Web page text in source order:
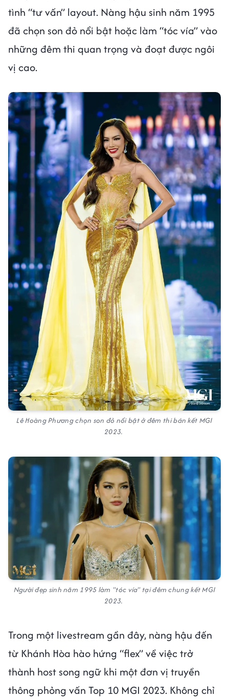
tình “tư vấn” layout. Nàng hậu sinh năm 1995
đã chọn son đỏ nổi bật hoặc làm “tóc vía” vào
những đêm thi quan trọng và đoạt được ngôi
vị cao.
Lê Hoàng Phương chọn son đỏ nổi bật ở đêm thi bán kết MGI
2023.
Người đẹp sinh năm 1995 làm "tóc vía" tại đêm chung kết MGI
2023.
Trong một livestream gần đây, nàng hậu đến
từ Khánh Hòa hào hứng “flex” về việc trở
thành host song ngữ khi một đơn vị truyền
thông phỏng vấn Top 10 MGI 2023. Không chỉ